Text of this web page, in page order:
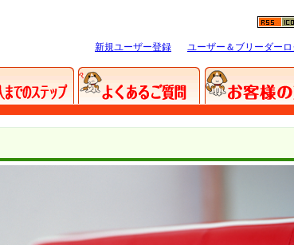
新規ユーザー登録 ユーザー＆ブリーダーロ